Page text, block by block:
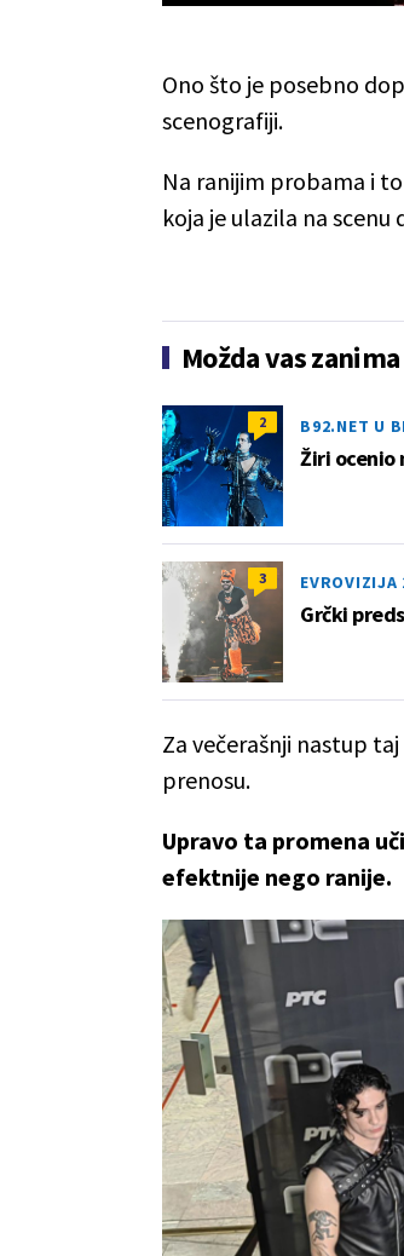
Ono što je posebno
scenografiji.
Na ranijim probama i
koja je ulazila na
Možda vas zanima
2 B92.NET U
Žiri ocenio
3 EVROVIZIJA
Grčki
Za večerašnji nastup
prenosu.
Upravo ta promena
efektnije nego ranije.